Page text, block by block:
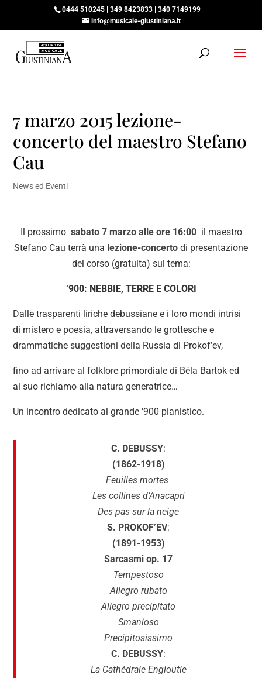
0444 510245 | 349 8423833 | 340 7149199
info@musicale-giustiniana.it
7 marzo 2015 lezione-
concerto del maestro Stefano
Cau
News ed Eventi
Il prossimo sabato 7 marzo alle ore 16:00 il maestro
Stefano Cau terrà una lezione-concerto di presentazione
del corso (gratuita) sul tema:
‘900: NEBBIE, TERRE E COLORI
Dalle trasparenti liriche debussiane e i loro mondi intrisi
di mistero e poesia, attraversando le grottesche e
drammatiche suggestioni della Russia di Prokof’ev,
fino ad arrivare al folklore primordiale di Béla Bartok ed
al suo richiamo alla natura generatrice…
Un incontro dedicato al grande ‘900 pianistico.
C. DEBUSSY:
(1862-1918)
Feuilles mortes
Les collines d’Anacapri
Des pas sur la neige
S. PROKOF’EV:
(1891-1953)
Sarcasmi op. 17
Tempestoso
Allegro rubato
Allegro precipitato
Smanioso
Precipitosissimo
C. DEBUSSY:
La Cathédrale Engloutie